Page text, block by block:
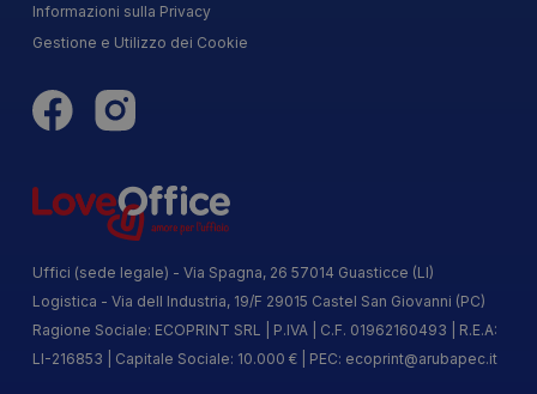
Informazioni sulla Privacy
Gestione e Utilizzo dei Cookie
Uffici (sede legale) - Via Spagna, 26 57014 Guasticce (LI)
Logistica - Via dell Industria, 19/F 29015 Castel San Giovanni (PC)
Ragione Sociale: ECOPRINT SRL | P.IVA | C.F. 01962160493 | R.E.A:
LI-216853 | Capitale Sociale: 10.000 € | PEC: ecoprint@arubapec.it